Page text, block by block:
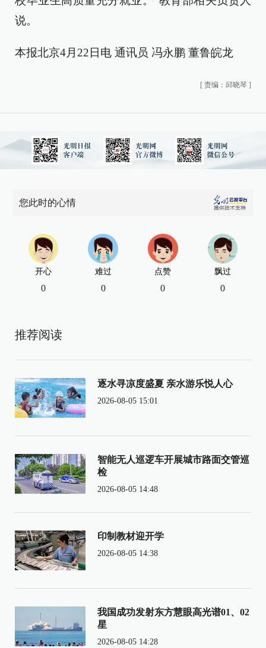
说。
本报北京4月22日电 通讯员 冯永鹏 董鲁皖龙
[ 责编：邱晓琴 ]
您此时的心情
开心
0
难过
0
点赞
0
飘过
0
推荐阅读
逐水寻凉度盛夏 亲水游乐悦人心
2026-08-05 15:01
智能无人巡逻车开展城市路面交管巡
检
2026-08-05 14:48
印制教材迎开学
2026-08-05 14:38
我国成功发射东方慧眼高光谱01、02
星
2026-08-05 14:28